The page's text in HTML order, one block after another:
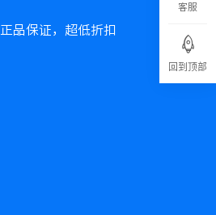
正品保证，超低折扣
客服
回到顶部